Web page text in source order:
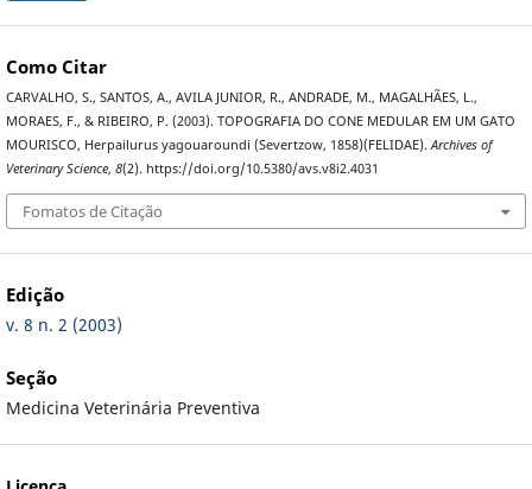
Como Citar
CARVALHO, S., SANTOS, A., AVILA JUNIOR, R., ANDRADE, M., MAGALHÃES, L.,
MORAES, F., & RIBEIRO, P. (2003). TOPOGRAFIA DO CONE MEDULAR EM UM GATO
MOURISCO, Herpailurus yagouaroundi (Severtzow, 1858)(FELIDAE).Archives of
Veterinary Science, 8(2). https://doi.org/10.5380/avs.v8i2.4031
Fomatos de Citação
Edição
v. 8 n. 2 (2003)
Seção
Medicina Veterinária Preventiva